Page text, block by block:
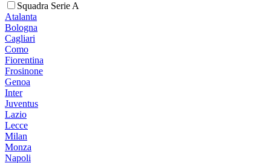
Squadra Serie A
Atalanta
Bologna
Cagliari
Como
Fiorentina
Frosinone
Genoa
Inter
Juventus
Lazio
Lecce
Milan
Monza
Napoli